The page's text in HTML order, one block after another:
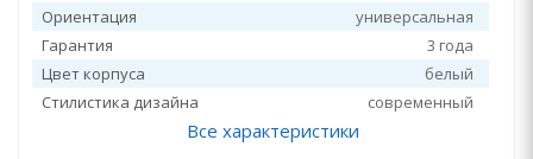
Ориентация
универсальная
Гарантия
3 года
Цвет корпуса
белый
Стилистика дизайна
современный
Все характеристики